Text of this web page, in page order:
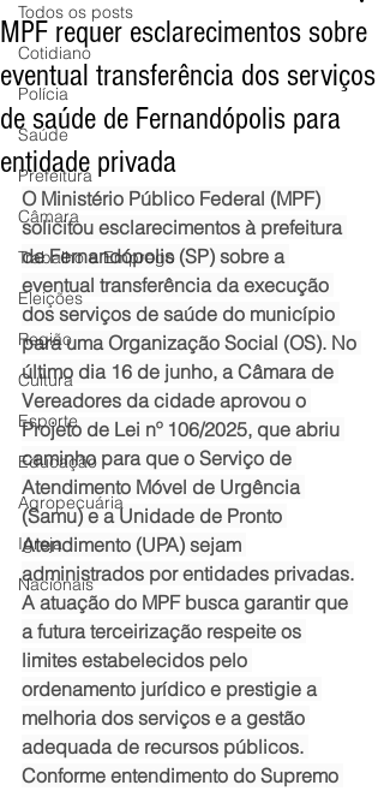
Todos os posts
Cotidiano
Polícia
Saúde
Prefeitura
Câmara
Trabalho e Emprego
Eleições
Região
Cultura
Esporte
Educação
Agropecuária
Igreja
Nacionais
MPF requer esclarecimentos sobre
eventual transferência dos serviços
de saúde de Fernandópolis para
entidade privada
O Ministério Público Federal (MPF)
solicitou esclarecimentos à prefeitura
de Fernandópolis (SP) sobre a
eventual transferência da execução
dos serviços de saúde do município
para uma Organização Social (OS). No
último dia 16 de junho, a Câmara de
Vereadores da cidade aprovou o
Projeto de Lei nº 106/2025, que abriu
caminho para que o Serviço de
Atendimento Móvel de Urgência
(Samu) e a Unidade de Pronto
Atendimento (UPA) sejam
administrados por entidades privadas.
A atuação do MPF busca garantir que
a futura terceirização respeite os
limites estabelecidos pelo
ordenamento jurídico e prestigie a
melhoria dos serviços e a gestão
adequada de recursos públicos.
Conforme entendimento do Supremo